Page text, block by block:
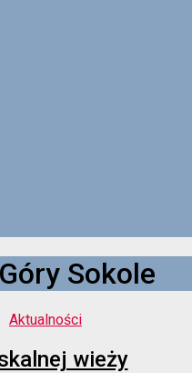
Góry Sokole
Kategorie
Aktualności
wieży